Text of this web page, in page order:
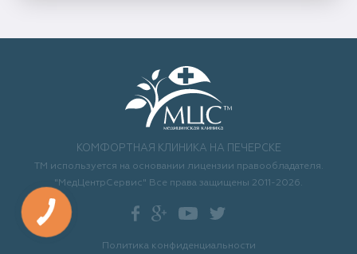
КОМФОРТНАЯ КЛИНИКА НА ПЕЧЕРСКЕ
ТМ используется на основании лицензии правообладателя.
"МедЦентрСервис" Все права защищены 2011-2026.
Политика конфиденциальности